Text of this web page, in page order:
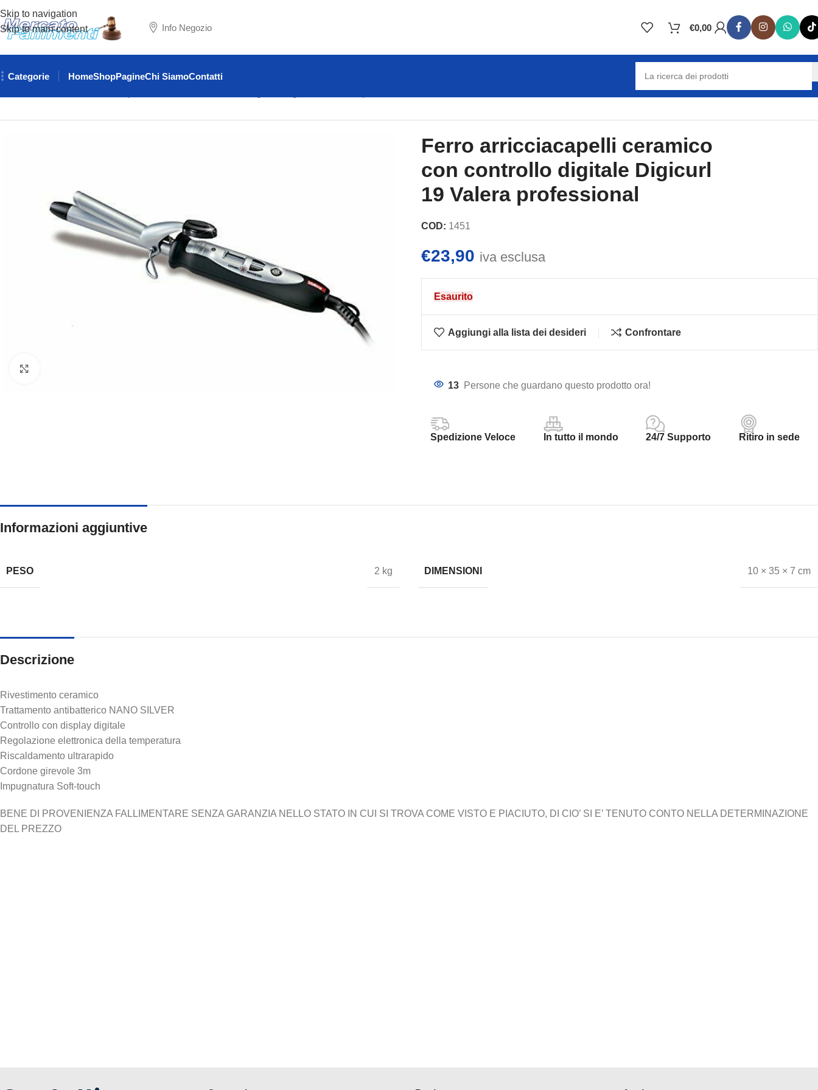
Skip to navigation
Skip to main content
Info Negozio €0,00
Categorie HomeShopPagineChi SiamoContatti
Ferro arricciacapelli ceramico
con controllo digitale Digicurl
19 Valera professional
COD: 1451
€23,90 iva esclusa
Esaurito
Aggiungi alla lista dei desideri Confrontare
13 Persone che guardano questo prodotto ora!
Spedizione Veloce In tutto il mondo 24/7 Supporto Ritiro in sede
Informazioni aggiuntive
PESO 2 kg DIMENSIONI 10 × 35 × 7 cm
Descrizione
Rivestimento ceramico
Trattamento antibatterico NANO SILVER
Controllo con display digitale
Regolazione elettronica della temperatura
Riscaldamento ultrarapido
Cordone girevole 3m
Impugnatura Soft-touch
BENE DI PROVENIENZA FALLIMENTARE SENZA GARANZIA NELLO STATO IN CUI SI TROVA COME VISTO E PIACIUTO, DI CIO’ SI E’ TENUTO CONTO NELLA DETERMINAZIONE
DEL PREZZO